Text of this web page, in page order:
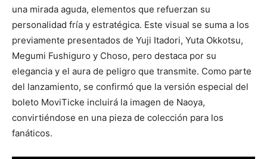
una mirada aguda, elementos que refuerzan su
personalidad fría y estratégica. Este visual se suma a los
previamente presentados de Yuji Itadori, Yuta Okkotsu,
Megumi Fushiguro y Choso, pero destaca por su
elegancia y el aura de peligro que transmite. Como parte
del lanzamiento, se confirmó que la versión especial del
boleto MoviTicke incluirá la imagen de Naoya,
convirtiéndose en una pieza de colección para los
fanáticos.